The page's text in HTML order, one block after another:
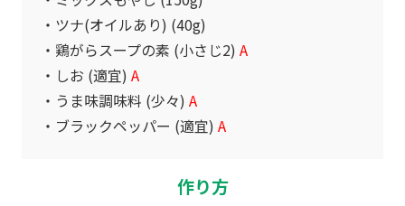
ツナ(オイルあり) (40g)
鶏がらスープの素 (小さじ2)A
しお (適宜)A
うま味調味料 (少々)A
ブラックペッパー (適宜)A
作り方